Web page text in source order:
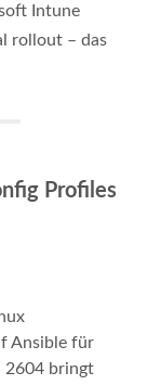
Intune
rollout – das
Profiles
Ansible für
2604 bringt